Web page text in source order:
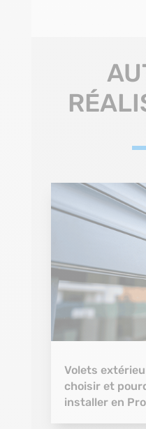
Volets
choisir et
installer en